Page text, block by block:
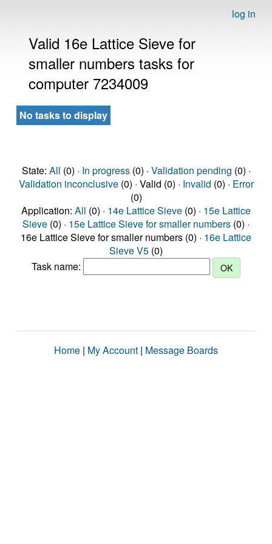
log in
Valid 16e Lattice Sieve for
smaller numbers tasks for
computer 7234009
No tasks to display
State: All (0) · In progress(0) · Validation pending (0) ·
Validation inconclusive(0) · Valid (0) · Invalid (0) · Error
(0)
Application: All (0) · 14e Lattice Sieve (0) · 15e Lattice
Sieve (0) · 15e Lattice Sieve for smaller numbers (0) ·
16e Lattice Sieve for smaller numbers (0) · 16e Lattice
Sieve V5 (0)
Task name:
Home | My Account | Message Boards